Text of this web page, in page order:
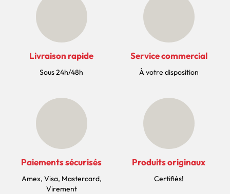
Livraison rapide
Sous 24h/48h
Service commercial
À votre disposition
Paiements sécurisés
Amex, Visa, Mastercard,
Virement
Produits originaux
Certifiés!